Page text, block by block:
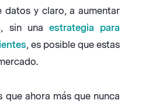
datos y claro, a aumentar
sin una estrategia para
, es posible que estas
que ahora más que nunca